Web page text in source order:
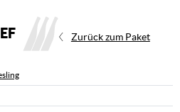
Zurück zum Paket